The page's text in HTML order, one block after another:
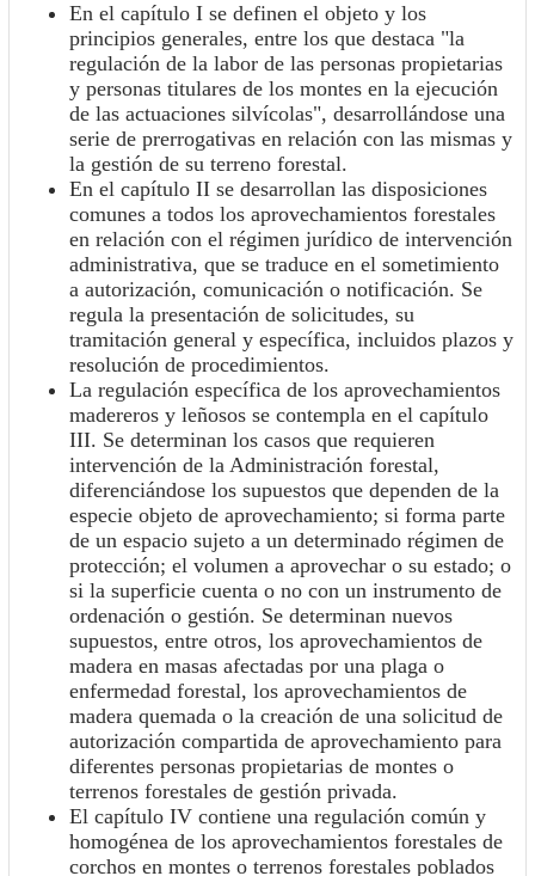
En el capítulo I se definen el objeto y los
principios generales, entre los que destaca "la
regulación de la labor de las personas propietarias
y personas titulares de los montes en la ejecución
de las actuaciones silvícolas", desarrollándose una
serie de prerrogativas en relación con las mismas y
la gestión de su terreno forestal.
En el capítulo II se desarrollan las disposiciones
comunes a todos los aprovechamientos forestales
en relación con el régimen jurídico de intervención
administrativa, que se traduce en el sometimiento
a autorización, comunicación o notificación. Se
regula la presentación de solicitudes, su
tramitación general y específica, incluidos plazos y
resolución de procedimientos.
La regulación específica de los aprovechamientos
madereros y leñosos se contempla en el capítulo
III. Se determinan los casos que requieren
intervención de la Administración forestal,
diferenciándose los supuestos que dependen de la
especie objeto de aprovechamiento; si forma parte
de un espacio sujeto a un determinado régimen de
protección; el volumen a aprovechar o su estado; o
si la superficie cuenta o no con un instrumento de
ordenación o gestión. Se determinan nuevos
supuestos, entre otros, los aprovechamientos de
madera en masas afectadas por una plaga o
enfermedad forestal, los aprovechamientos de
madera quemada o la creación de una solicitud de
autorización compartida de aprovechamiento para
diferentes personas propietarias de montes o
terrenos forestales de gestión privada.
El capítulo IV contiene una regulación común y
homogénea de los aprovechamientos forestales de
cor­chos en montes o terrenos forestales poblados